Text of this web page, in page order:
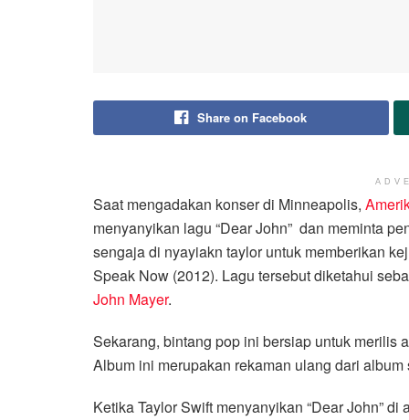
Share on Facebook
Saat mengadakan konser di Minneapolis,
menyanyikan lagu “Dear John” dan meminta
sengaja di nyayiakn taylor untuk memberikan
Speak Now (2012). Lagu tersebut diketahui
John Mayer.
Sekarang, bintang pop ini bersiap untuk merilis
Album ini merupakan rekaman ulang dari
Ketika Taylor Swift menyanyikan “Dear John”